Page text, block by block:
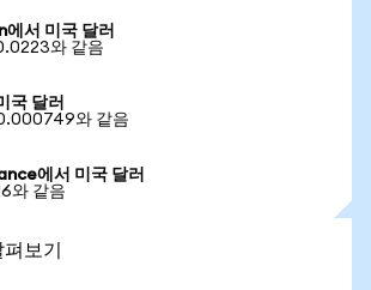
에서 미국 달러
와 같음
국 달러
와 같음
에서 미국 달러
와 같음
보기